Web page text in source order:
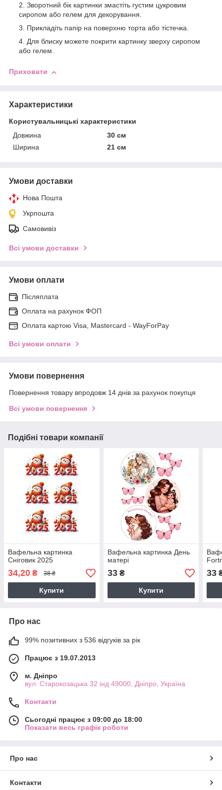
Зворотний бік картинки змастіть густим цукровим
сиропом або гелем для декорування.
Прикладіть папір на поверхню торта або тістечка.
Для блиску можете покрити картинку зверху сиропом
або гелем.
Приховати
Характеристики
Користувальницькі характеристики
Довжина
30 см
Ширина
21 см
Умови доставки
Нова Пошта
Укрпошта
Самовивіз
Всі умови доставки
Умови оплати
Післяплата
Оплата на рахунок ФОП
Оплата картою Visa, Mastercard - WayForPay
Всі умови оплати
Умови повернення
Повернення товару впродовж 14 днів за рахунок покупця
Всі умови повернення
Подібні товари компанії
Вафельна картинка
Сніговик 2025
34,20 ₴ 38 ₴
Купити
Вафельна картинка День
матері
33₴
Купити
33
Про нас
99% позитивних з 536 відгуків за рік
Працює з 19.07.2013
м. Дніпро
вул. Старокозацька 32 інд 49000, Дніпро, Україна
Контакти
Сьогодні працює з 09:00 до 18:00
Показати весь графік роботи
Про нас
Контакти